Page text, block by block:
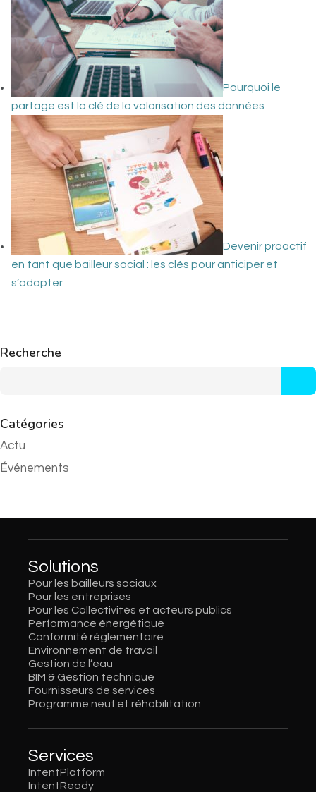
Pourquoi le
partage est la clé de la valorisation des données
Devenir proactif
en tant que bailleur social : les clés pour anticiper et
s’adapter
Recherche
Catégories
Actu
Événements
Solutions
Pour les bailleurs sociaux
Pour les entreprises
Pour les Collectivités et acteurs publics
Performance énergétique
Conformité réglementaire
Environnement de travail
Gestion de l’eau
BIM & Gestion technique
Fournisseurs de services
Programme neuf et réhabilitation
Services
IntentPlatform
IntentReady